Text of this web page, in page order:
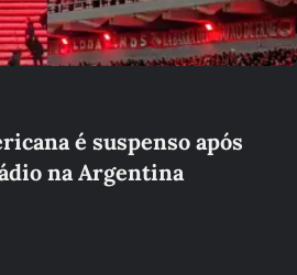
é suspenso após
na Argentina